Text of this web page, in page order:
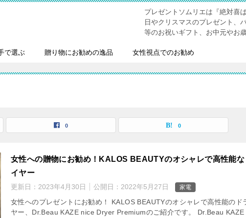
プレゼントソムリエは『絶対喜
日やクリスマスのプレゼント、
等のお祝いギフト、お中元やお
で選ぶ 贈り物にお勧めの逸品 女性視点でのお勧め
0 0
女性への贈物にお勧め！KALOS BEAUTYのオシャレで高性能な
イヤー
更新日： 2023年4月30日 公開日： 2022年5月27日 家電
女性へのプレゼントにお勧め！ KALOS BEAUTYのオシャレで高性能のド
ヤー、Dr.Beau KAZE nice Dryer Premiumのご紹介です。 Dr.Beau KAZE